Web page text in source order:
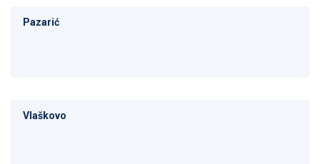
Pazarić
Vlaškovo